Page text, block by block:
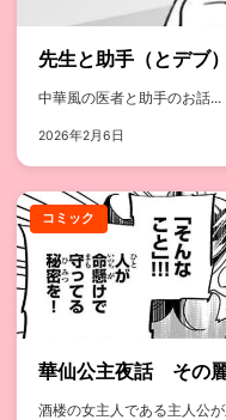
先生と助手（とデブ）
中華風の医者と助手のお話...
2026年2月6日
コミック
華仙公主夜話 その
酒楼の女主人である主人公